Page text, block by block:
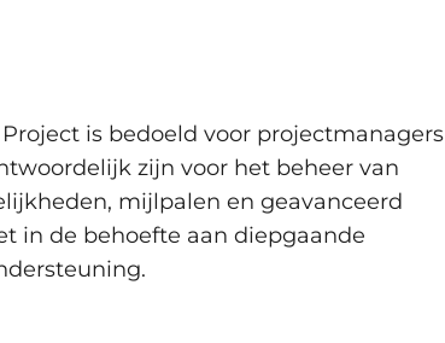
(Preview)
Platform
Teams
is bedoeld voor projectmanagers
zijn voor het beheer van
mijlpalen en geavanceerd
in de behoefte aan diepgaande